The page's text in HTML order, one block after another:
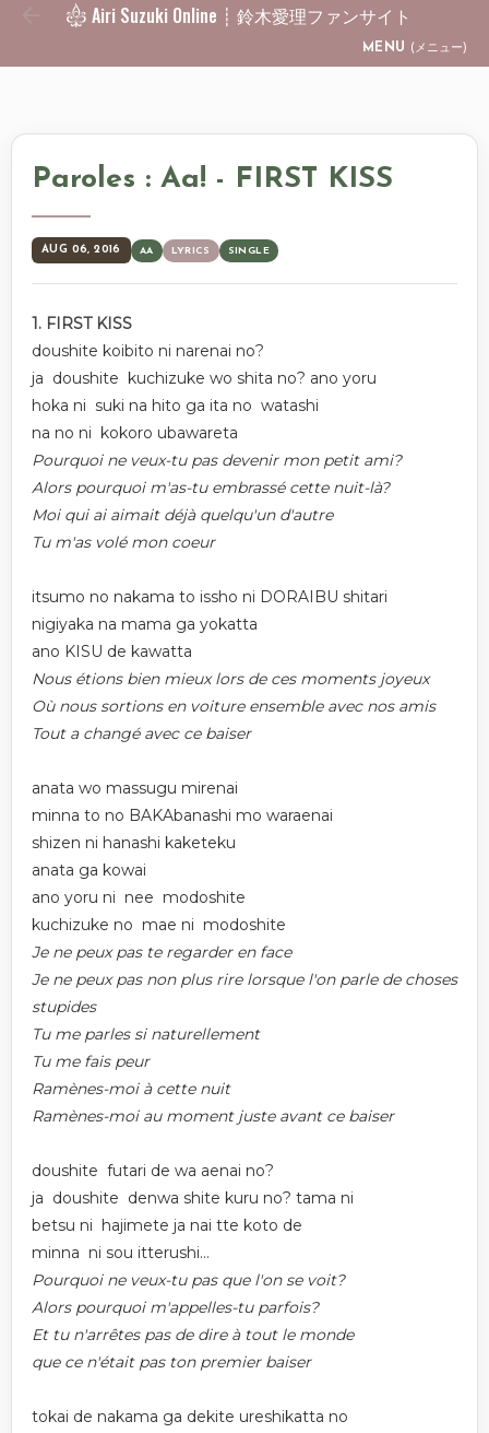
Skip to main content
Airi Suzuki Online ┊ 鈴木愛理ファンサイト
MENU (メニュー)
Paroles : Aa! - FIRST KISS
AUG 06, 2016 AA LYRICS SINGLE
1. FIRST KISS
doushite koibito ni narenai no?
ja doushite kuchizuke wo shita no? ano yoru
hoka ni suki na hito ga ita no watashi
na no ni kokoro ubawareta
Pourquoi ne veux-tu pas devenir mon petit ami?
Alors pourquoi m'as-tu embrassé cette nuit-là?
Moi qui ai aimait déjà quelqu'un d'autre
Tu m'as volé mon coeur
itsumo no nakama to issho ni DORAIBU shitari
nigiyaka na mama ga yokatta
ano KISU de kawatta
Nous étions bien mieux lors de ces moments joyeux
Où nous sortions en voiture ensemble avec nos amis
Tout a changé avec ce baiser
anata wo massugu mirenai
minna to no BAKAbanashi mo waraenai
shizen ni hanashi kaketeku
anata ga kowai
ano yoru ni nee modoshite
kuchizuke no mae ni modoshite
Je ne peux pas te regarder en face
Je ne peux pas non plus rire lorsque l'on parle de choses
stupides
Tu me parles si naturellement
Tu me fais peur
Ramènes-moi à cette nuit
Ramènes-moi au moment juste avant ce baiser
doushite futari de wa aenai no?
ja doushite denwa shite kuru no? tama ni
betsu ni hajimete ja nai tte koto de
minna ni sou itterushi...
Pourquoi ne veux-tu pas que l'on se voit?
Alors pourquoi m'appelles-tu parfois?
Et tu n'arrêtes pas de dire à tout le monde
que ce n'était pas ton premier baiser
tokai de nakama ga dekite ureshikatta no